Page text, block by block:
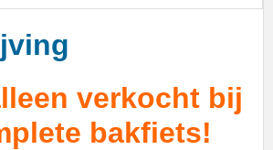
verkocht bij
bakfiets!